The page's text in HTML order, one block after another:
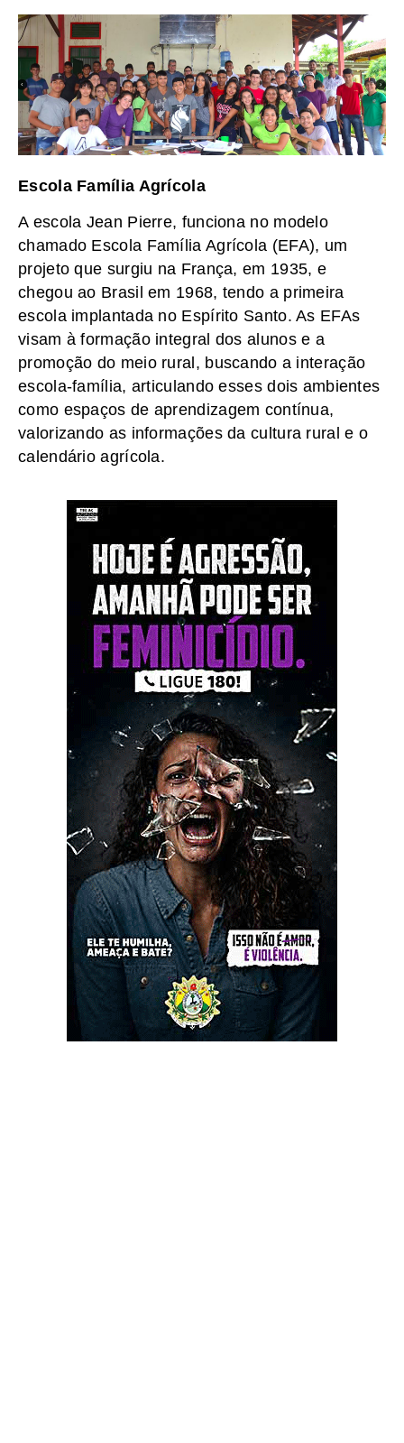
Escola Família Agrícola
A escola Jean Pierre, funciona no modelo
chamado Escola Família Agrícola (EFA), um
projeto que surgiu na França, em 1935, e
chegou ao Brasil em 1968, tendo a primeira
escola implantada no Espírito Santo. As EFAs
visam à formação integral dos alunos e a
promoção do meio rural, buscando a interação
escola-família, articulando esses dois ambientes
como espaços de aprendizagem contínua,
valorizando as informações da cultura rural e o
calendário agrícola.